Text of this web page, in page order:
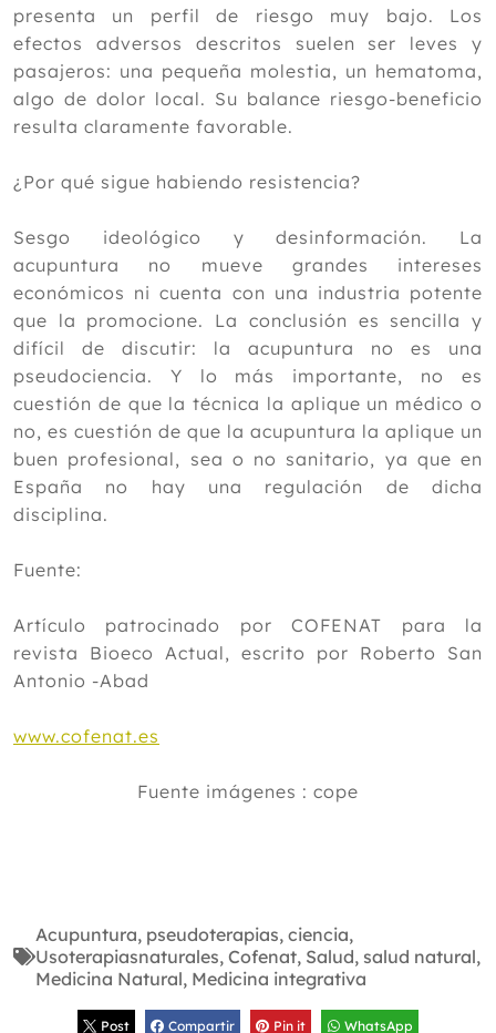
presenta un perfil de riesgo muy bajo. Los
efectos adversos descritos suelen ser leves y
pasajeros: una pequeña molestia, un hematoma,
algo de dolor local. Su balance riesgo-beneficio
resulta claramente favorable.
¿Por qué sigue habiendo resistencia?
Sesgo ideológico y desinformación. La
acupuntura no mueve grandes intereses
económicos ni cuenta con una industria potente
que la promocione. La conclusión es sencilla y
difícil de discutir: la acupuntura no es una
pseudociencia. Y lo más importante, no es
cuestión de que la técnica la aplique un médico o
no, es cuestión de que la acupuntura la aplique un
buen profesional, sea o no sanitario, ya que en
España no hay una regulación de dicha
disciplina.
Fuente:
Artículo patrocinado por COFENAT para la
revista Bioeco Actual, escrito por Roberto San
Antonio -Abad
www.cofenat.es
Fuente imágenes : cope
Acupuntura, pseudoterapias, ciencia,
Usoterapiasnaturales, Cofenat, Salud, salud natural,
Medicina Natural, Medicina integrativa
Post Compartir Pin it WhatsApp